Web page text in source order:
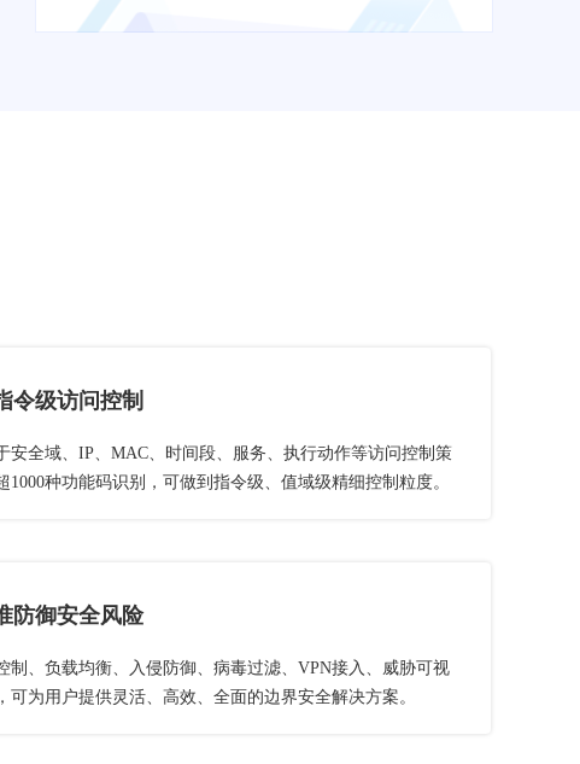
令级访问控制
安全域、IP、MAC、时间段、服务、执行动作等访问控制策
1000种功能码识别，可做到指令级、值域级精细控制粒度。
防御安全风险
制、负载均衡、入侵防御、病毒过滤、VPN接入、威胁可视
可为用户提供灵活、高效、全面的边界安全解决方案。